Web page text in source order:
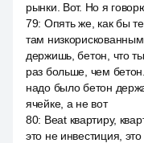
рынки. Вот. Но я
79: Опять же, как бы
там
держишь, бетон, что
раз больше, чем
надо было бетон
ячейке, а не вот
80: Beat квартиру,
это не инвестиция,